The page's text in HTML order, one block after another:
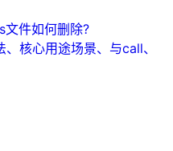
件如何删除?
核心用途场景、与call、